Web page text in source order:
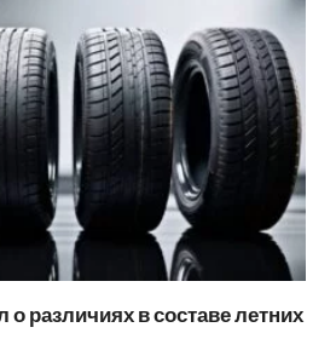
о различиях в составе летних